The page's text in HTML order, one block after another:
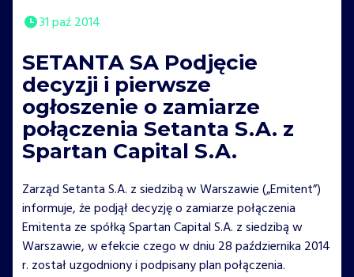
31 paź 2014
SETANTA SA Podjęcie
decyzji i pierwsze
ogłoszenie o zamiarze
połączenia Setanta S.A. z
Spartan Capital S.A.
Zarząd Setanta S.A. z siedzibą w Warszawie („Emitent”)
informuje, że podjął decyzję o zamiarze połączenia
Emitenta ze spółką Spartan Capital S.A. z siedzibą w
Warszawie, w efekcie czego w dniu 28 października 2014
r. został uzgodniony i podpisany plan połączenia.